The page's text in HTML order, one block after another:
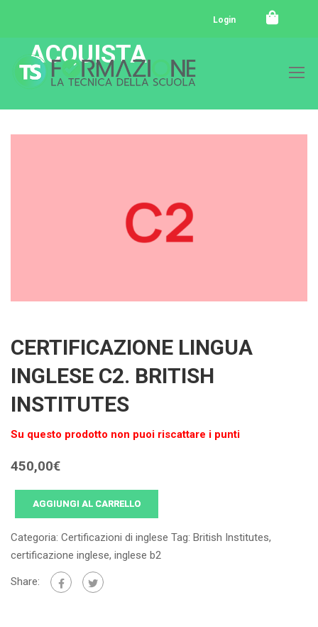
Login
ACQUISTA
CERTIFICAZIONE LINGUA
INGLESE C2. BRITISH
INSTITUTES
Su questo prodotto non puoi riscattare i punti
450,00€
AGGIUNGI AL CARRELLO
Categoria: Certificazioni di inglese Tag: British Institutes,
certificazione inglese, inglese b2
Share: